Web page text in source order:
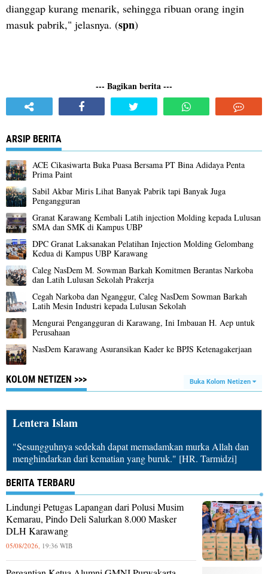
dianggap kurang menarik, sehingga ribuan orang ingin
masuk pabrik," jelasnya. (spn)
--- Bagikan berita ---
ARSIP BERITA
ACE Cikasiwarta Buka Puasa Bersama PT Bina Adidaya Penta
Prima Paint
Sabil Akbar Miris Lihat Banyak Pabrik tapi Banyak Juga
Pengangguran
Granat Karawang Kembali Latih injection Molding kepada Lulusan
SMA dan SMK di Kampus UBP
DPC Granat Laksanakan Pelatihan Injection Molding Gelombang
Kedua di Kampus UBP Karawang
Caleg NasDem M. Sowman Barkah Komitmen Berantas Narkoba
dan Latih Lulusan Sekolah Prakerja
Cegah Narkoba dan Nganggur, Caleg NasDem Sowman Barkah
Latih Mesin Industri kepada Lulusan Sekolah
Mengurai Pengangguran di Karawang, Ini Imbauan H. Aep untuk
Perusahaan
NasDem Karawang Asuransikan Kader ke BPJS Ketenagakerjaan
KOLOM NETIZEN >>> Buka Kolom Netizen
Lentera Islam
"Sesungguhnya sedekah dapat memadamkan murka Allah dan
menghindarkan dari kematian yang buruk." [HR. Tarmidzi]
BERITA TERBARU
Lindungi Petugas Lapangan dari Polusi Musim
Kemarau, Pindo Deli Salurkan 8.000 Masker
DLH Karawang
05/08/2026, 19:36 WIB